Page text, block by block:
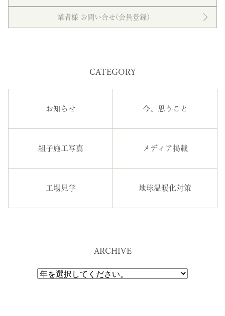
業者様 お問い合せ(会員登録）
CATEGORY
お知らせ 今、思うこと
組子施工写真 メディア掲載
工場見学 地球温暖化対策
ARCHIVE